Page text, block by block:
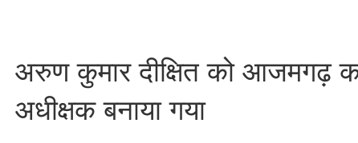
अरुण कुमार दीक्षित को आजमगढ़
अधीक्षक बनाया गया